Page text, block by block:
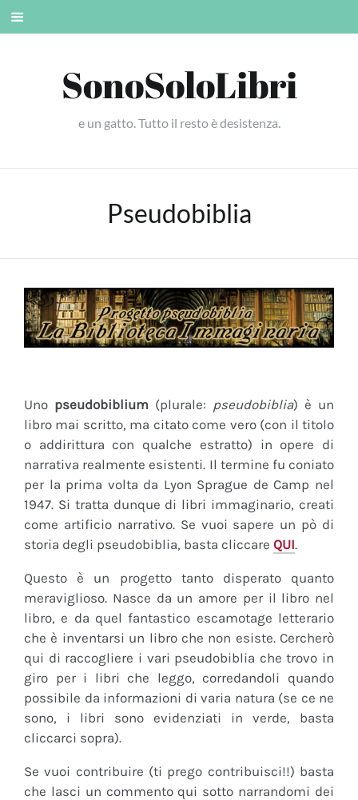
Skip
SonoSoloLibri
e un gatto. Tutto il resto è desistenza.
Pseudobiblia
Uno pseudobiblium (plurale: pseudobiblia) è un
libro mai scritto, ma citato come vero (con il titolo
o addirittura con qualche estratto) in opere di
narrativa realmente esistenti. Il termine fu coniato
per la prima volta da Lyon Sprague de Camp nel
1947. Si tratta dunque di libri immaginario, creati
come artificio narrativo. Se vuoi sapere un pò di
storia degli pseudobiblia, basta cliccare QUI.
Questo è un progetto tanto disperato quanto
meraviglioso. Nasce da un amore per il libro nel
libro, e da quel fantastico escamotage letterario
che è inventarsi un libro che non esiste. Cercherò
qui di raccogliere i vari pseudobiblia che trovo in
giro per i libri che leggo, corredandoli quando
possibile da informazioni di varia natura (se ce ne
sono, i libri sono evidenziati in verde, basta
cliccarci sopra).
Se vuoi contribuire (ti prego contribuisci!!) basta
che lasci un commento qui sotto narrandomi dei